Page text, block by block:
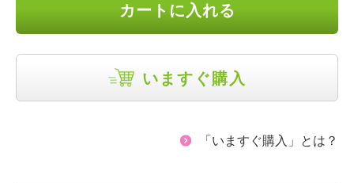
カートに入れる
いますぐ購入
「いますぐ購入」とは？